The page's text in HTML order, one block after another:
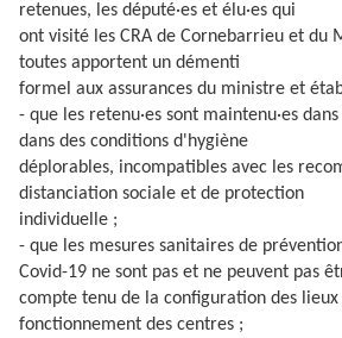
retenues, les député·es et élu·es qui
ont visité les CRA de Cornebarrieu et du
toutes apportent un démenti
formel aux assurances du ministre et
- que les retenu·es sont maintenu·es
dans des conditions d'hygiène
déplorables, incompatibles avec les
distanciation sociale et de protection
individuelle ;
- que les mesures sanitaires de
Covid-19 ne sont pas et ne peuvent pas
compte tenu de la configuration des
fonctionnement des centres ;